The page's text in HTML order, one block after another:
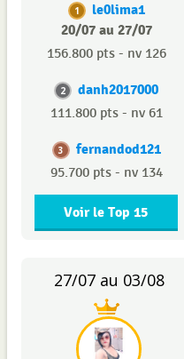
1
le0lima1
20/07 au 27/07
156.800 pts - nv 126
2 danh2017000
111.800 pts - nv 61
3 fernandod121
95.700 pts - nv 134
Voir le Top 15
27/07 au 03/08